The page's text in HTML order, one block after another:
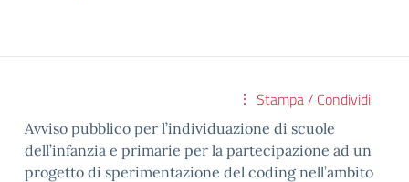
Stampa / Condividi
Avviso pubblico per l’individuazione di scuole
dell’infanzia e primarie per la partecipazione ad un
progetto di sperimentazione del coding nell’ambito